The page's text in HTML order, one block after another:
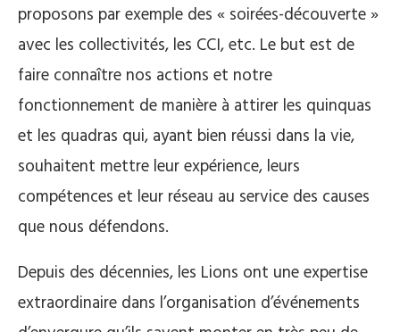
proposons par exemple des « soirées-découverte »
avec les collectivités, les CCI, etc. Le but est de
faire connaître nos actions et notre
fonctionnement de manière à attirer les quinquas
et les quadras qui, ayant bien réussi dans la vie,
souhaitent mettre leur expérience, leurs
compétences et leur réseau au service des causes
que nous défendons.
Depuis des décennies, les Lions ont une expertise
extraordinaire dans l’organisation d’événements